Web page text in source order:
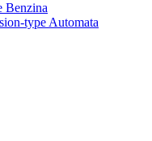
Benzina
Automata